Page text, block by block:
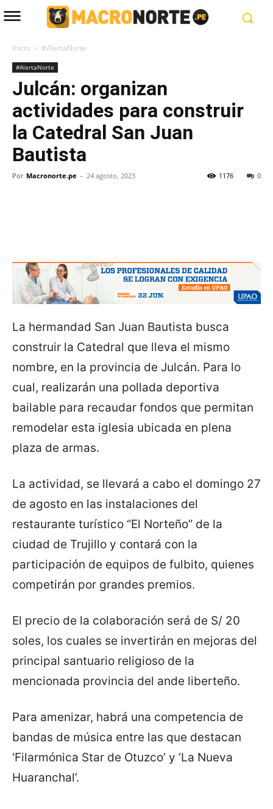
Inicio #AlertaNorte
#AlertaNorte
Julcán: organizan
actividades para construir
la Catedral San Juan
Bautista
Por Macronorte.pe - 24 agosto, 2023 0
1176
La hermandad San Juan Bautista busca
construir la Catedral que lleva el mismo
nombre, en la provincia de Julcán. Para lo
cual, realizarán una pollada deportiva
bailable para recaudar fondos que permitan
remodelar esta iglesia ubicada en plena
plaza de armas.
La actividad, se llevará a cabo el domingo 27
de agosto en las instalaciones del
restaurante turístico “El Norteño” de la
ciudad de Trujillo y contará con la
participación de equipos de fulbito, quienes
competirán por grandes premios.
El precio de la colaboración será de S/ 20
soles, los cuales se invertirán en mejoras del
principal santuario religioso de la
mencionada provincia del ande liberteño.
Para amenizar, habrá una competencia de
bandas de música entre las que destacan
‘Filarmónica Star de Otuzco’ y ‘La Nueva
Huaranchal’.